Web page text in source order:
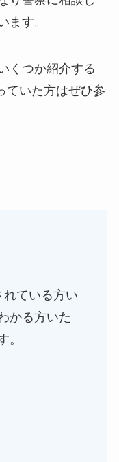
ます。
くつか紹介する
ていた方はぜひ参
れている方い
かる方いた
。